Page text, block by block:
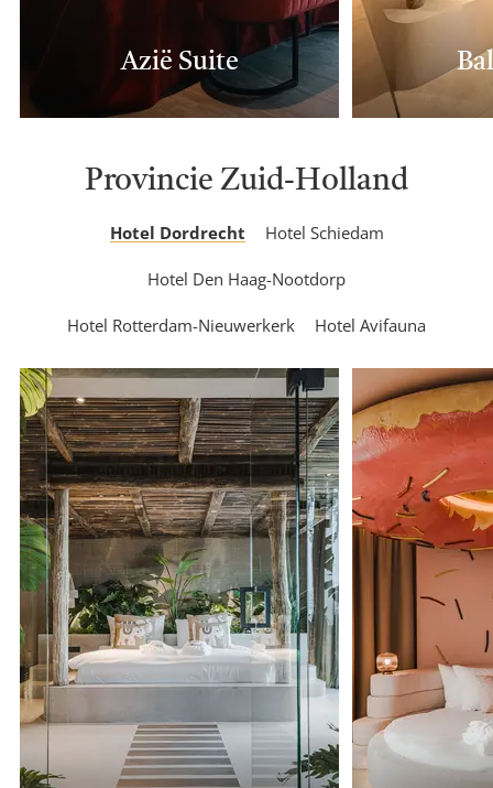
Azië Suite
Provincie Zuid-Holland
Hotel Dordrecht Hotel Schiedam
Hotel Den Haag-Nootdorp
Hotel Rotterdam-Nieuwerkerk Hotel Avifauna